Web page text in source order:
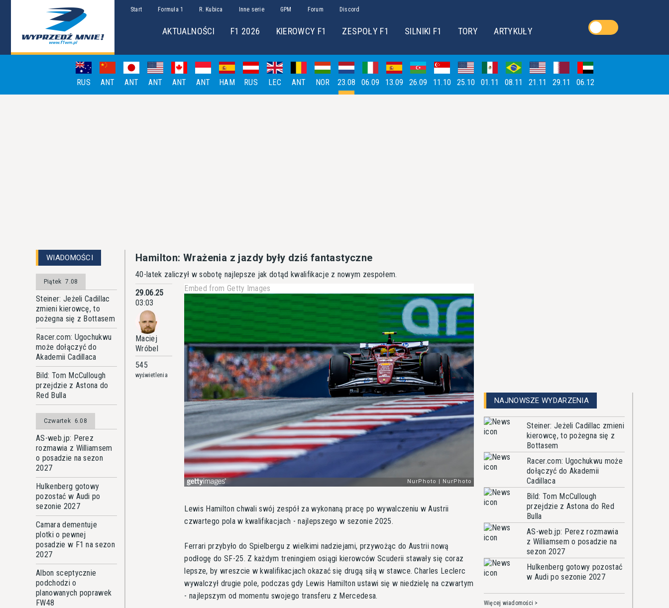
Start Formuła 1 R. Kubica Inne serie GPM Forum Discord
AKTUALNOŚCI F1 2026 KIEROWCY F1 ZESPOŁY F1 SILNIKI F1 TORY ARTYKUŁY
RUS ANT ANT ANT ANT ANT HAM RUS LEC ANT NOR 23.08 06.09 13.09 26.09 11.10 25.10 01.11 08.11 21.11 29.11 06.12
WIADOMOŚCI
Piątek 7.08
Steiner: Jeżeli Cadillac
zmieni kierowcę, to
pożegna się z Bottasem
Racer.com: Ugochukwu
może dołączyć do
Akademii Cadillaca
Bild: Tom McCullough
przejdzie z Astona do
Red Bulla
Czwartek 6.08
AS-web.jp: Perez
rozmawia z Williamsem
o posadzie na sezon
2027
Hulkenberg gotowy
pozostać w Audi po
sezonie 2027
Camara dementuje
plotki o pewnej
posadzie w F1 na sezon
2027
Albon sceptycznie
podchodzi o
planowanych poprawek
FW48
Hamilton: Wrażenia z jazdy były dziś fantastyczne
40-latek zaliczył w sobotę najlepsze jak dotąd kwalifikacje z nowym zespołem.
29.06.25
03:03
Maciej
Wróbel
545
wyświetlenia
Embed from Getty Images
Lewis Hamilton chwali swój zespół za wykonaną pracę po wywalczeniu w Austrii
czwartego pola w kwalifikacjach - najlepszego w sezonie 2025.
Ferrari przybyło do Spielbergu z wielkimi nadziejami, przywożąc do Austrii nową
podłogę do SF-25. Z każdym treningiem osiągi kierowców Scuderii stawały się coraz
lepsze, by wreszcie w kwalifikacjach okazać się drugą siłą w stawce. Charles Leclerc
wywalczył drugie pole, podczas gdy Lewis Hamilton ustawi się w niedzielę na czwartym
- najlepszym od momentu swojego transferu z Mercedesa.
NAJNOWSZE WYDARZENIA
Steiner: Jeżeli Cadillac zmieni
kierowcę, to pożegna się z
Bottasem
Racer.com: Ugochukwu może
dołączyć do Akademii
Cadillaca
Bild: Tom McCullough
przejdzie z Astona do Red
Bulla
AS-web.jp: Perez rozmawia
z Williamsem o posadzie na
sezon 2027
Hulkenberg gotowy pozostać
w Audi po sezonie 2027
Więcej wiadomości >